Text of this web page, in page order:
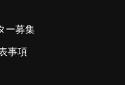
ー募集
事項